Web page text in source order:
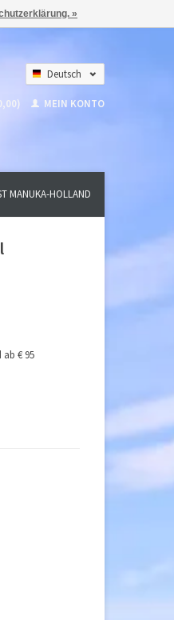
Deutsch
English
MEIN KONTO
MANUKA-HOLLAND
ab € 95
»